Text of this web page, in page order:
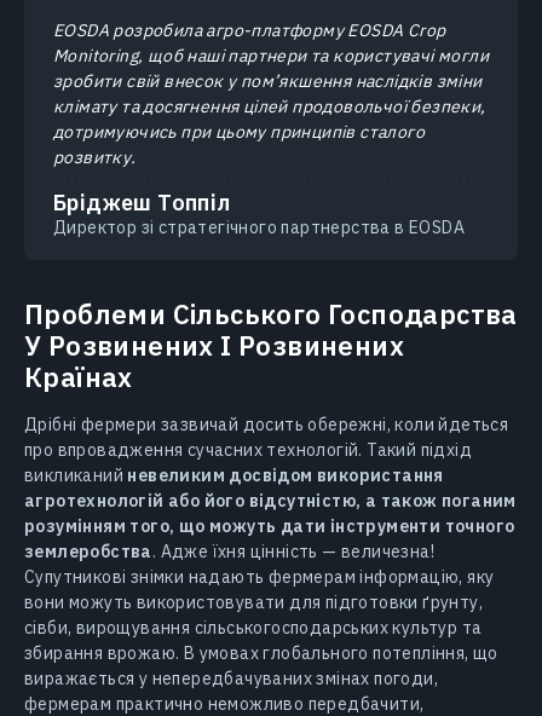
EOSDA розробила агро-платформу EOSDA Crop
Monitoring, щоб наші партнери та користувачі могли
зробити свій внесок у пом’якшення наслідків зміни
клімату та досягнення цілей продовольчої безпеки,
дотримуючись при цьому принципів сталого
розвитку.
Бріджеш Топпіл
Директор зі стратегічного партнерства в EOSDA
Проблеми Сільського Господарства
У Розвинених І Розвинених
Країнах
Дрібні фермери зазвичай досить обережні, коли йдеться
про впровадження сучасних технологій. Такий підхід
викликаний невеликим досвідом використання
агротехнологій або його відсутністю, а також поганим
розумінням того, що можуть дати інструменти точного
землеробства. Адже їхня цінність — величезна!
Супутникові знімки надають фермерам інформацію, яку
вони можуть використовувати для підготовки ґрунту,
сівби, вирощування сільськогосподарських культур та
збирання врожаю. В умовах глобального потепління, що
виражається у непередбачуваних змінах погоди,
фермерам практично неможливо передбачити,